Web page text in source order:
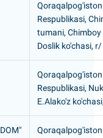
Qoraqalpog'iston
Respublikasi,
tumani,
Doslik ko'chasi,
Qoraqalpog'iston
Respublikasi,
E.Alako'z
Qoraqalpog'iston